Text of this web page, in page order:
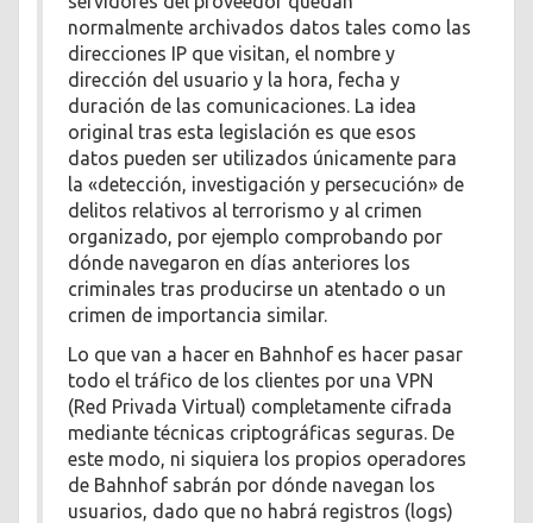
normalmente archivados datos tales como las
direcciones IP que visitan, el nombre y
dirección del usuario y la hora, fecha y
duración de las comunicaciones. La idea
original tras esta legislación es que esos
datos pueden ser utilizados únicamente para
la «detección, investigación y persecución» de
delitos relativos al terrorismo y al crimen
organizado, por ejemplo comprobando por
dónde navegaron en días anteriores los
criminales tras producirse un atentado o un
crimen de importancia similar.
Lo que van a hacer en Bahnhof es hacer pasar
todo el tráfico de los clientes por una VPN
(Red Privada Virtual) completamente cifrada
mediante técnicas criptográficas seguras. De
este modo, ni siquiera los propios operadores
de Bahnhof sabrán por dónde navegan los
usuarios, dado que no habrá registros (logs)